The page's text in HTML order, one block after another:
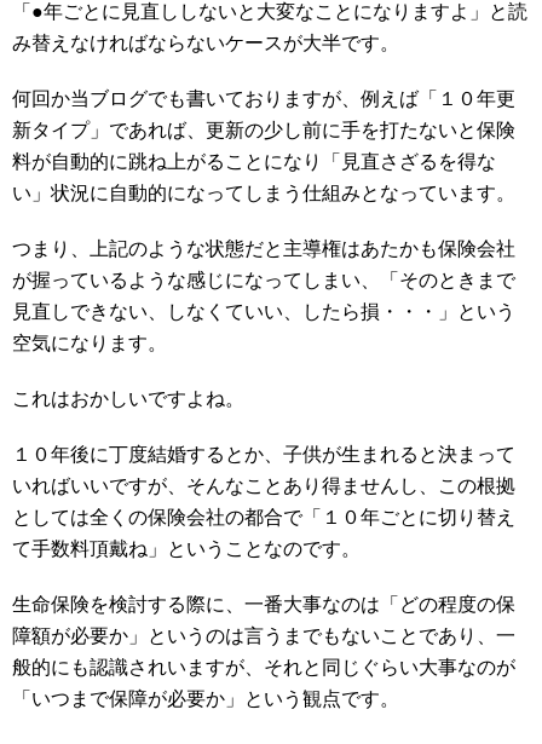
「●年ごとに見直ししないと大変なことになりますよ」と読
み替えなければならないケースが大半です。
何回か当ブログでも書いておりますが、例えば「１０年更
新タイプ」であれば、更新の少し前に手を打たないと保険
料が自動的に跳ね上がることになり「見直さざるを得な
い」状況に自動的になってしまう仕組みとなっています。
つまり、上記のような状態だと主導権はあたかも保険会社
が握っているような感じになってしまい、「そのときまで
見直しできない、しなくていい、したら損・・・」という
空気になります。
これはおかしいですよね。
１０年後に丁度結婚するとか、子供が生まれると決まって
いればいいですが、そんなことあり得ませんし、この根拠
としては全くの保険会社の都合で「１０年ごとに切り替え
て手数料頂戴ね」ということなのです。
生命保険を検討する際に、一番大事なのは「どの程度の保
障額が必要か」というのは言うまでもないことであり、一
般的にも認識されいますが、それと同じぐらい大事なのが
「いつまで保障が必要か」という観点です。